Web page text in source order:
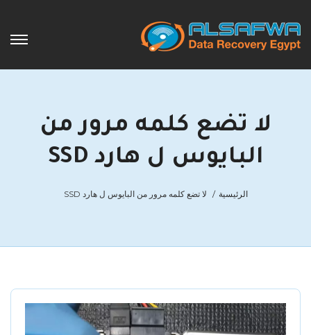
لا تضع كلمه مرور من
البايوس ل هارد SSD
الرئيسية لا تضع كلمه مرور من البايوس ل هارد SSD